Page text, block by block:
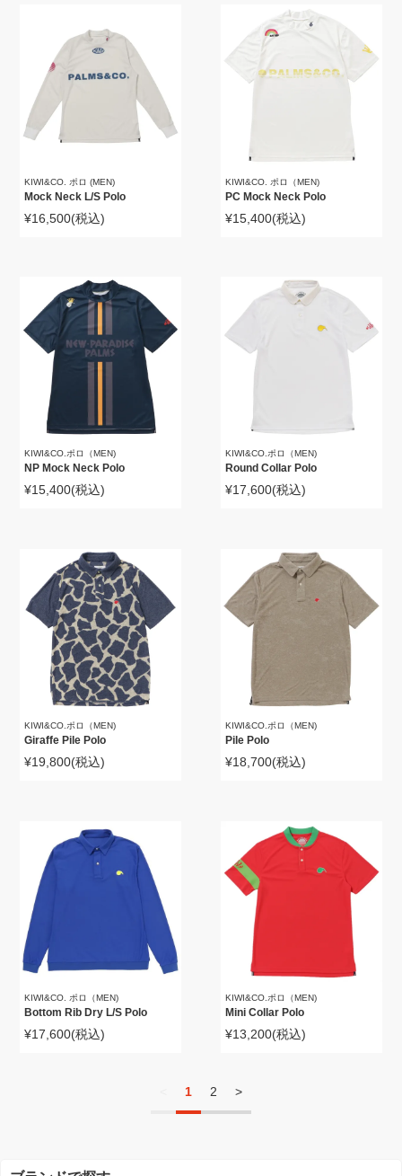
KIWI&CO. ポロ (MEN)
Mock Neck L/S Polo
¥16,500(税込)
KIWI&CO. ポロ（MEN)
PC Mock Neck Polo
¥15,400(税込)
KIWI&CO.ポロ（MEN)
NP Mock Neck Polo
¥15,400(税込)
KIWI&CO.ポロ（MEN)
Round Collar Polo
¥17,600(税込)
KIWI&CO.ポロ（MEN)
Giraffe Pile Polo
¥19,800(税込)
KIWI&CO.ポロ（MEN)
Pile Polo
¥18,700(税込)
KIWI&CO. ポロ（MEN)
Bottom Rib Dry L/S Polo
¥17,600(税込)
KIWI&CO.ポロ（MEN)
Mini Collar Polo
¥13,200(税込)
1 2 >